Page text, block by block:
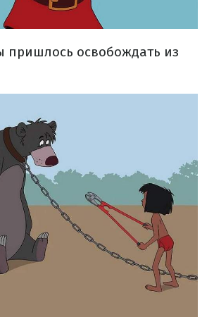
пришлось освобождать из